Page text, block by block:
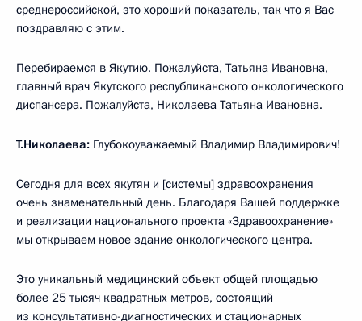
среднероссийской, это хороший показатель, так что я Вас
поздравляю с этим.
Перебираемся в Якутию. Пожалуйста, Татьяна Ивановна,
главный врач Якутского республиканского онкологического
диспансера. Пожалуйста, Николаева Татьяна Ивановна.
Т.Николаева: Глубокоуважаемый Владимир Владимирович!
Сегодня для всех якутян и [системы] здравоохранения
очень знаменательный день. Благодаря Вашей поддержке
и реализации национального проекта «Здравоохранение»
мы открываем новое здание онкологического центра.
Это уникальный медицинский объект общей площадью
более 25 тысяч квадратных метров, состоящий
из консультативно-диагностических и стационарных